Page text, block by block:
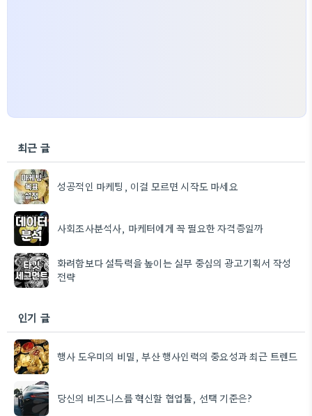
최근 글
성공적인 마케팅, 이걸 모르면 시작도 마세요
사회조사분석사, 마케터에게 꼭 필요한 자격증일까
화려함보다 설득력을 높이는 실무 중심의 광고기획서 작성
전략
인기 글
행사 도우미의 비밀, 부산 행사인력의 중요성과 최근 트렌드
당신의 비즈니스를 혁신할 협업툴, 선택 기준은?